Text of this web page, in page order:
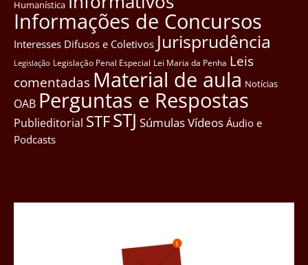
Humanística
Informações de Concursos
Interesses Difusos e Coletivos Jurisprudência
Legislação Legislação Penal Especial Lei Maria da Penha Leis
comentadas Material de aula Notícias
OAB Perguntas e Respostas
Publieditorial STFSTJ SúmulasVídeos Áudio e
Podcasts